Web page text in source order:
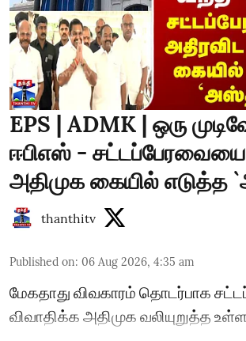
EPS | ADMK | ஒரு
ஈபிஎஸ் - சட்டப்பேரவையை
அதிமுக கையில் எடுத்த
thanthitv
Published on: 06 Aug 2026, 4:35 am
மேகதாது விவகாரம் தொடர்பாக
விவாதிக்க அதிமுக வலியுறுத்த